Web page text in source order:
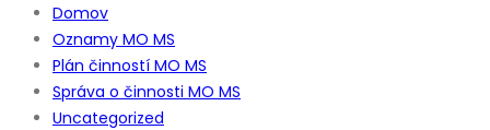
Domov
Oznamy MO MS
Plán činností MO MS
Správa o činnosti MO MS
Uncategorized